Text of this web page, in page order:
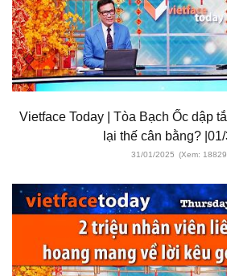
Vietface Today | Tòa Bạch Ốc dập
lại thế cân bằng?
31/01/2025 (Xem: